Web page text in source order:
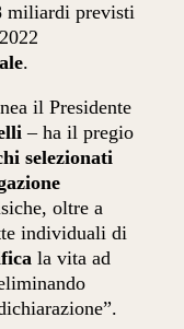
miliardi previsti
.
il Presidente
– ha il pregio
selezionati
oltre a
individuali di
la vita ad